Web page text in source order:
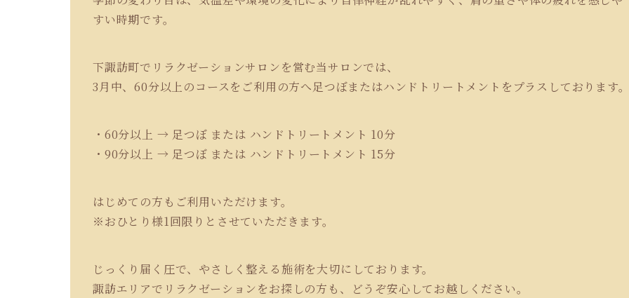
すい時期です。
下諏訪町でリラクゼーションサロンを営む当サロンでは、
3月中、60分以上のコースをご利用の方へ足つぼまたはハンドトリートメントをプラスしております
・60分以上 → 足つぼ または ハンドトリートメント 10分
・90分以上 → 足つぼ または ハンドトリートメント 15分
はじめての方もご利用いただけます。
※おひとり様1回限りとさせていただきます。
じっくり届く圧で、やさしく整える施術を大切にしております。
諏訪エリアでリラクゼーションをお探しの方も、どうぞ安心してお越しください。